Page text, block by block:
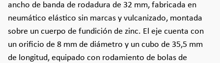
ancho de banda de rodadura de 32 mm, fabricada en
neumático elástico sin marcas y vulcanizado, montada
sobre un cuerpo de fundición de zinc. El eje cuenta con
un orificio de 8 mm de diámetro y un cubo de 35,5 mm
de longitud, equipado con rodamiento de bolas de